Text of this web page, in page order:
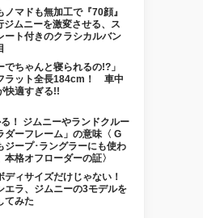
ノマドも無加工で『70顔』
ジムニーを激変させる、ス
ート付きのクラシカルバン
でちゃんと寝られるの!?」
ラット全長184cm！ 車中
快適すぎる!!
！ ジムニーやランドクルー
ダーフレーム」の意味〈 G
ジープ･ラングラーにも使わ
本格オフローダーの証〉
ディサイズだけじゃない！
エラ、ジムニーの3モデルを
てみた